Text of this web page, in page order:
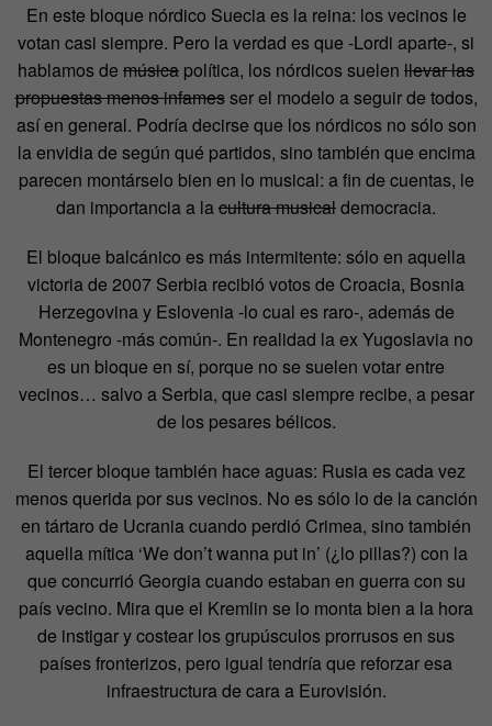
En este bloque nórdico Suecia es la reina: los vecinos le
votan casi siempre. Pero la verdad es que -Lordi aparte-, si
hablamos de música política, los nórdicos suelen llevar las
propuestas menos infamesser el modelo a seguir de todos,
así en general. Podría decirse que los nórdicos no sólo son
la envidia de según qué partidos, sino también que encima
parecen montárselo bien en lo musical: a fin de cuentas, le
dan importancia a lacultura musicaldemocracia.
El bloque balcánico es más intermitente: sólo en aquella
victoria de 2007 Serbia recibió votos de Croacia, Bosnia
Herzegovina y Eslovenia -lo cual es raro-, además de
Montenegro -más común-. En realidad la ex Yugoslavia no
es un bloque en sí, porque no se suelen votar entre
vecinos… salvo a Serbia, que casi siempre recibe, a pesar
de los pesares bélicos.
El tercer bloque también hace aguas: Rusia es cada vez
menos querida por sus vecinos. No es sólo lo de la canción
en tártaro de Ucrania cuando perdió Crimea, sino también
aquella mítica ‘We don’t wanna put in’ (¿lo pillas?) con la
que concurrió Georgia cuando estaban en guerra con su
país vecino. Mira que el Kremlin se lo monta bien a la hora
de instigar y costear los grupúsculos prorrusos en sus
países fronterizos, pero igual tendría que reforzar esa
infraestructura de cara a Eurovisión.